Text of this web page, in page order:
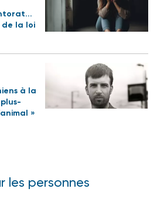
de la loi
à la
»
les personnes